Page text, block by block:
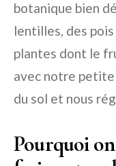
botanique bien
lentilles, des
plantes dont le
avec notre petite
du sol et nous
Pourquoi